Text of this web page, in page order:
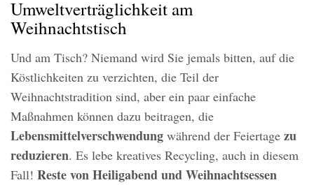
Umweltverträglichkeit am
Weihnachtstisch
Und am Tisch? Niemand wird Sie jemals bitten, auf die
Köstlichkeiten zu verzichten, die Teil der
Weihnachtstradition sind, aber ein paar einfache
Maßnahmen können dazu beitragen, die
Lebensmittelverschwendung während der Feiertage zu
reduzieren. Es lebe kreatives Recycling, auch in diesem
Fall! Reste von Heiligabend und Weihnachtsessen